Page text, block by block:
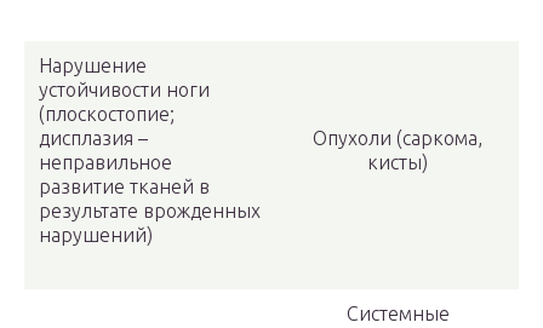
Нарушение
устойчивости ноги
(плоскостопие;
дисплазия –
неправильное
развитие тканей в
результате врожденных
нарушений)
Опухоли (саркома,
кисты)
Системные